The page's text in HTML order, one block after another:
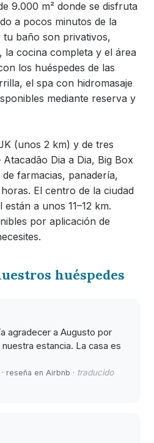
9.000 m² donde se disfruta
a pocos minutos de la
tu baño son privativos,
la cocina completa y el área
los huéspedes de las
el spa con hidromasaje
mediante reserva y
(unos 2 km) y de tres
Dia a Dia, Big Box
farmacias, panadería,
El centro de la ciudad
a unos 11–12 km.
por aplicación de
huéspedes
agradecer a Augusto por
estancia. La casa es
reseña en Airbnb · traducido